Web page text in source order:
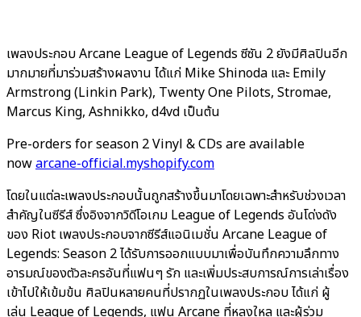
เพลงประกอบ Arcane League of Legends ซีซัน 2 ยังมีศิลปินอีก
มากมายที่มาร่วมสร้างผลงาน ได้แก่ Mike Shinoda และ Emily
Armstrong (Linkin Park), Twenty One Pilots, Stromae,
Marcus King, Ashnikko, d4vd เป็นต้น
Pre-orders for season 2 Vinyl & CDs are available
nowarcane-official.myshopify.com
โดยในแต่ละเพลงประกอบนั้นถูกสร้างขึ้นมาโดยเฉพาะสำหรับช่วงเวลา
สำคัญในซีรีส์ ซึ่งอิงจากวิดีโอเกม League of Legends อันโด่งดัง
ของ Riot เพลงประกอบจากซีรีส์แอนิเมชั่น Arcane League of
Legends: Season 2 ได้รับการออกแบบมาเพื่อบันทึกความลึกทาง
อารมณ์ของตัวละครอันที่แฟนๆ รัก และเพิ่มประสบการณ์การเล่าเรื่อง
เข้าไปให้เข้มข้น ศิลปินหลายคนที่ปรากฏในเพลงประกอบ ได้แก่ ผู้
เล่น League of Legends, แฟน Arcane ที่หลงใหล และผู้ร่วม